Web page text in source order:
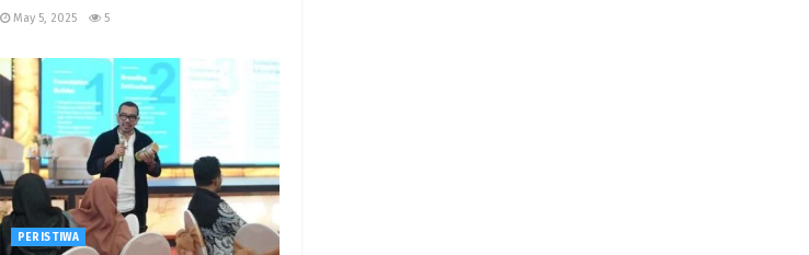
May 5, 2025 5
PERISTIWA